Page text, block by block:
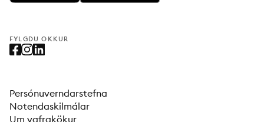
FYLGDU OKKUR
Persónuverndarstefna
Notendaskilmálar
Um vafrakökur